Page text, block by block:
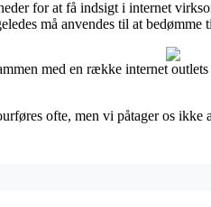
for at få indsigt i internet
må anvendes til at bedømme
med en række internet
ofte, men vi påtager os